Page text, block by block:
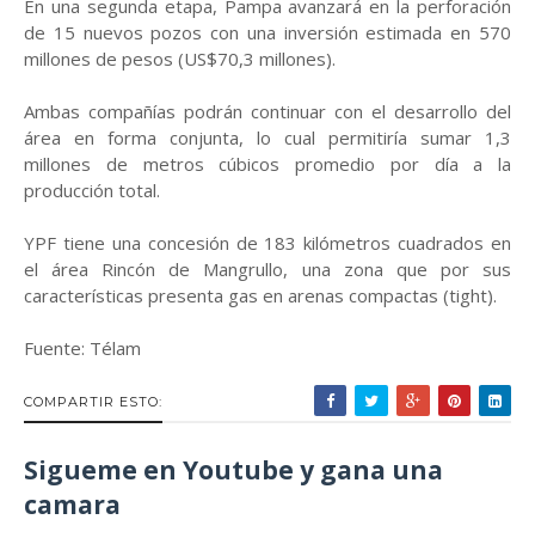
En una segunda etapa, Pampa avanzará en la perforación
de 15 nuevos pozos con una inversión estimada en 570
millones de pesos (US$70,3 millones).
Ambas compañías podrán continuar con el desarrollo del
área en forma conjunta, lo cual permitiría sumar 1,3
millones de metros cúbicos promedio por día a la
producción total.
YPF tiene una concesión de 183 kilómetros cuadrados en
el área Rincón de Mangrullo, una zona que por sus
características presenta gas en arenas compactas (tight).
Fuente: Télam
COMPARTIR ESTO:
Sigueme en Youtube y gana una
camara